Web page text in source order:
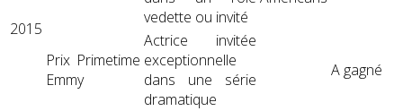
2015
vedette ou invité
Prix ​​Primetime
Emmy
Actrice invitée
exceptionnelle
dans une série
dramatique
A gagné